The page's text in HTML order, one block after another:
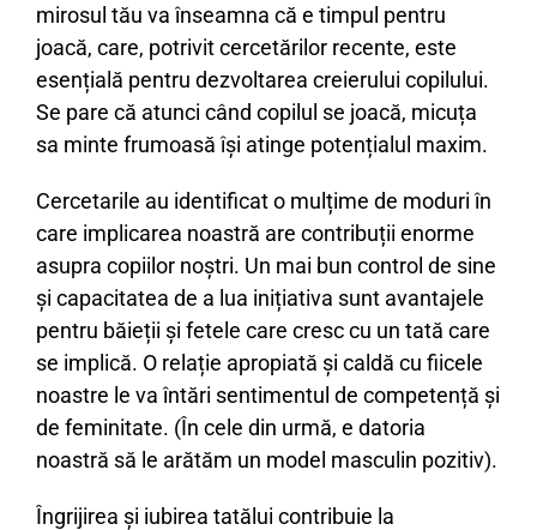
mirosul tău va înseamna că e timpul pentru
joacă, care, potrivit cercetărilor recente, este
esențială pentru dezvoltarea creierului copilului.
Se pare că atunci când copilul se joacă, micuța
sa minte frumoasă își atinge potențialul maxim.
Cercetarile au identificat o mulțime de moduri în
care implicarea noastră are contribuții enorme
asupra copiilor noștri. Un mai bun control de sine
și capacitatea de a lua inițiativa sunt avantajele
pentru băieții și fetele care cresc cu un tată care
se implică. O relație apropiată și caldă cu fiicele
noastre le va întări sentimentul de competență și
de feminitate. (În cele din urmă, e datoria
noastră să le arătăm un model masculin pozitiv).
Îngrijirea și iubirea tatălui contribuie la